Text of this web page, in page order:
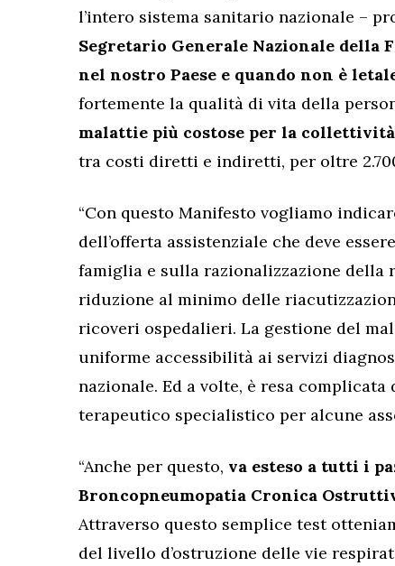
l’intero sistema sanitario nazionale –
Segretario Generale Nazionale della
nel nostro Paese e quando non è
fortemente la qualità di vita della
malattie più costose per la collettività
tra costi diretti e indiretti, per oltre 2.700
“Con questo Manifesto vogliamo
dell’offerta assistenziale che deve
famiglia e sulla razionalizzazione della
riduzione al minimo delle
ricoveri ospedalieri. La gestione del
uniforme accessibilità ai servizi
nazionale. Ed a volte, è resa
terapeutico specialistico per alcune
“Anche per questo, va esteso a tutti i
Broncopneumopatia Cronica
Attraverso questo semplice test
del livello d’ostruzione delle vie